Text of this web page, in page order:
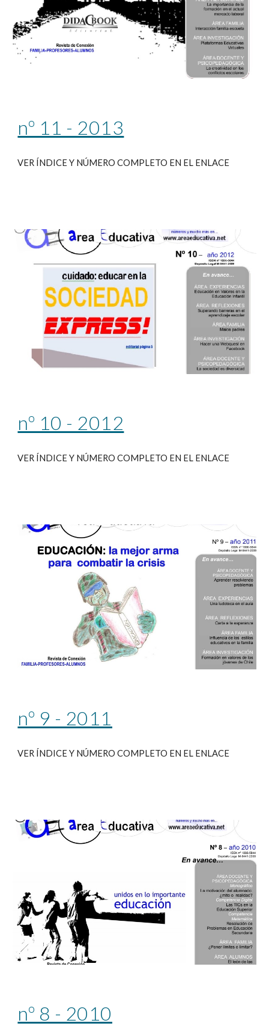
nº 11 - 2013
VER ÍNDICE Y NÚMERO COMPLETO EN EL ENLACE
nº 10 - 2012
VER ÍNDICE Y NÚMERO COMPLETO EN EL ENLACE
nº 9 - 2011
VER ÍNDICE Y NÚMERO COMPLETO EN EL ENLACE
nº 8 - 2010